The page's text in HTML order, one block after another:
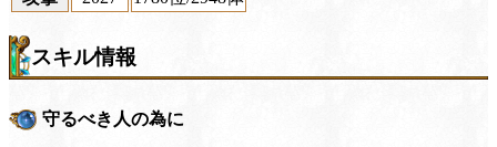
スキル情報
守るべき人の為に